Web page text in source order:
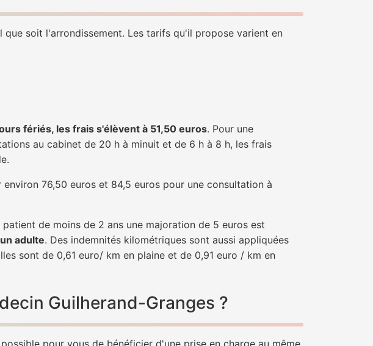
que soit l'arrondissement. Les tarifs qu'il propose varient en
fériés, les frais s'élèvent à 51,50 euros. Pour une
au cabinet de 20 h à minuit et de 6 h à 8 h, les frais
76,50 euros et 84,5 euros pour une consultation à
de moins de 2 ans une majoration de 5 euros est
adulte. Des indemnités kilométriques sont aussi appliquées
sont de 0,61 euro/ km en plaine et de 0,91 euro / km en
Guilherand-Granges ?
pour vous de bénéficier d'une prise en charge au même